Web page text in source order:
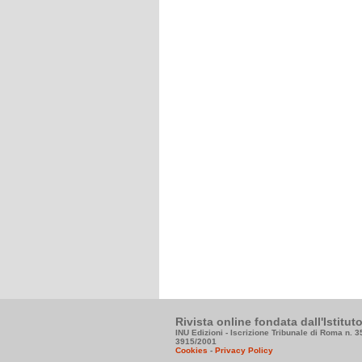
Rivista online fondata
INU Edizioni - Iscrizione Tribunale di Roma n.
3915/2001
Cookies - Privacy Policy